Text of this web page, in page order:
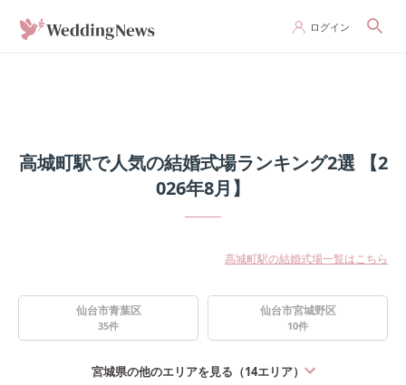
ログイン
高城町駅で人気の結婚式場ランキング2選 【2
026年8月】
高城町駅の結婚式場一覧はこちら
仙台市青葉区
35件
仙台市宮城野区
10件
宮城県の他のエリアを見る（14エリア）